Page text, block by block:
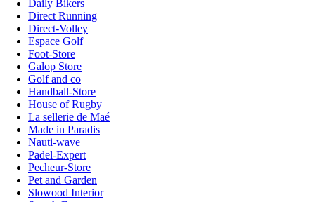
Daily Bikers
Direct Running
Direct-Volley
Espace Golf
Foot-Store
Galop Store
Golf and co
Handball-Store
House of Rugby
La sellerie de Maé
Made in Paradis
Nauti-wave
Padel-Expert
Pecheur-Store
Pet and Garden
Slowood Interior